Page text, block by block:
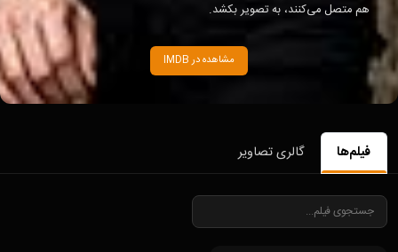
هم متصل می‌کنند، به تصویر بکشد.
مشاهده در IMDB
فیلم‌ها گالری تصاویر